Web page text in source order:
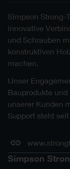
Simpson Strong-
innovative
und Schrauben
konstruktiven
machen.
Unser
Bauprodukte
unserer Kunden
Support steht
Simpson